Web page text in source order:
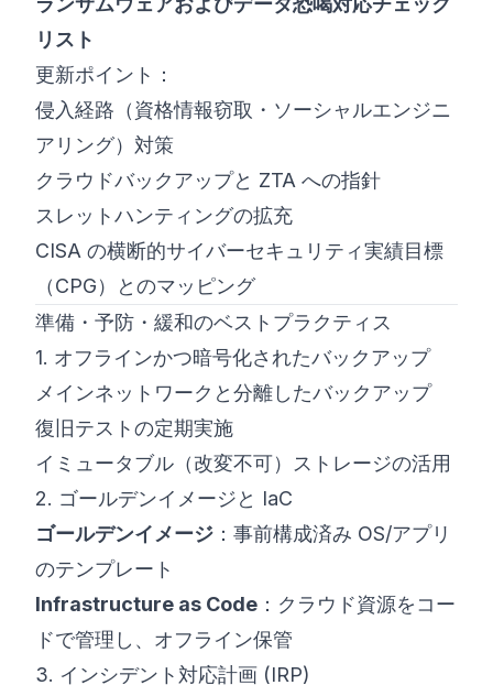
リスト
更新ポイント：
侵入経路（資格情報窃取・ソーシャルエンジニ
アリング）対策
クラウドバックアップと ZTA への指針
スレットハンティングの拡充
CISA の横断的サイバーセキュリティ実績目標
（CPG）とのマッピング
準備・予防・緩和のベストプラクティス
1. オフラインかつ暗号化されたバックアップ
メインネットワークと分離したバックアップ
復旧テストの定期実施
イミュータブル（改変不可）ストレージの活用
2. ゴールデンイメージと IaC
ゴールデンイメージ ：事前構成済み OS/アプリ
のテンプレート
Infrastructure as Code ：クラウド資源をコー
ドで管理し、オフライン保管
3. インシデント対応計画 (IRP)